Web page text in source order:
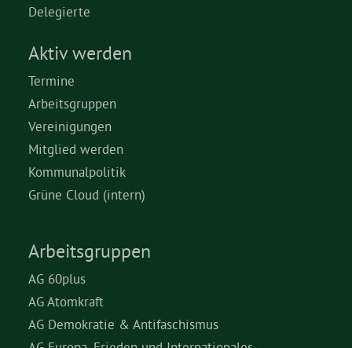
Delegierte
Aktiv werden
Termine
Arbeitsgruppen
Vereinigungen
Mitglied werden
Kommunalpolitik
Grüne Cloud (intern)
Arbeitsgruppen
AG 60plus
AG Atomkraft
AG Demokratie & Antifaschismus